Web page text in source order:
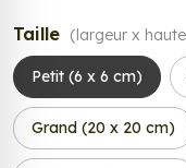
Taille (largeur x
Petit (6 x 6 cm)
Grand (20 x 20 cm)